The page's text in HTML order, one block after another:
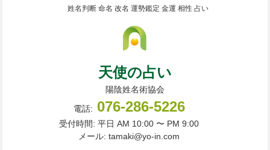
姓名判断 命名 改名 運勢鑑定 金運 相性 占い
天使の占い
陽陰姓名術協会
電話: 076-286-5226
受付時間: 平日 AM 10:00 〜 PM 9:00
メール: tamaki@yo-in.com